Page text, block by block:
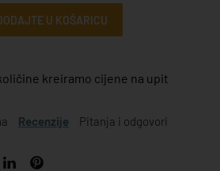
U KOŠARICU
kreiramo cijene na upit
Recenzije Pitanja i odgovori